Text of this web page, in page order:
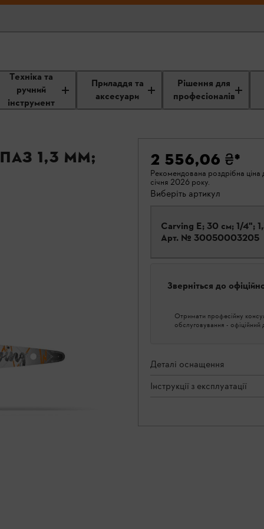
Техніка та
ручний
інструмент
Приладдя та
аксесуари
Рішення для
професіоналів
1,3 мм;
2 556,06 ₴*
Рекомендована роздрібна ціна
січня 2026 року.
Виберіть артикул
Carving E; 30 см; 1/4";
Арт. № 30050003205
Зверніться до
Отримати професійну
обслуговування -
Деталі оснащення
Інструкції з експлуатації